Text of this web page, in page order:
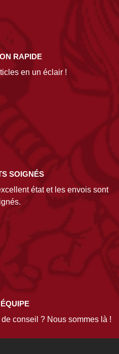
RAPIDE
en un éclair !
SOIGNÉS
état et les envois sont
conseil ? Nous sommes là !